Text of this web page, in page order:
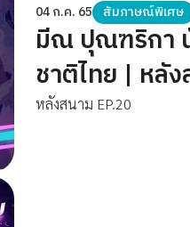
04 ก.ค. 65 สัมภาษณ์พิเศษ
มีณ ปุณฑริกา
ชาติไทย | หลั
หลังสนาม EP.20